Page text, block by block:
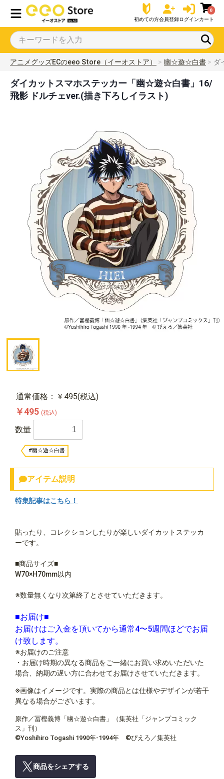
初めての方会員登録ログイン
0
カート
アニメグッズECのeeo Store（イーオストア） 幽☆遊☆白書 ダ
ダイカットスマホステッカー「幽☆遊☆白書」16/
飛影 ドルチェver.(描き下ろしイラスト)
通常価格：￥495(税込)
￥495 (税込)
数量
#幽☆遊☆白書
アイテム説明
特集記事はこちら！
貼ったり、コレクションしたりが楽しいダイカットステッカ
ーです。
■商品サイズ■
W70×H70mm以内
※数量無くなり次第終了とさせていただきます。
■お届け■
お届けはご入金を頂いてから通常4〜5週間ほどでお届
け致します。
※お届けのご注意
・お届け時期の異なる商品をご一緒にお買い求めいただいた
場合、納期の遅い方に合わせてお届けさせていただきます。
※画像はイメージです。実際の商品とは仕様やデザインが若干
異なる場合がございます。
原作／冨樫義博「幽☆遊☆白書」（集英社「ジャンプコミック
ス」刊）
©Yoshihiro Togashi 1990年-1994年 ©ぴえろ／集英社
商品をシェアする